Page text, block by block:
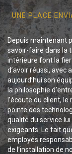
UNE PLACE
Depuis maintenant
savoir-faire dans la
intérieure font la
d’avoir réussi, avec
aujourd’hui son
la philosophie
l’écoute du client,
pointe des
qualité du service
exigeants. Le fait
employés
de l’installation de